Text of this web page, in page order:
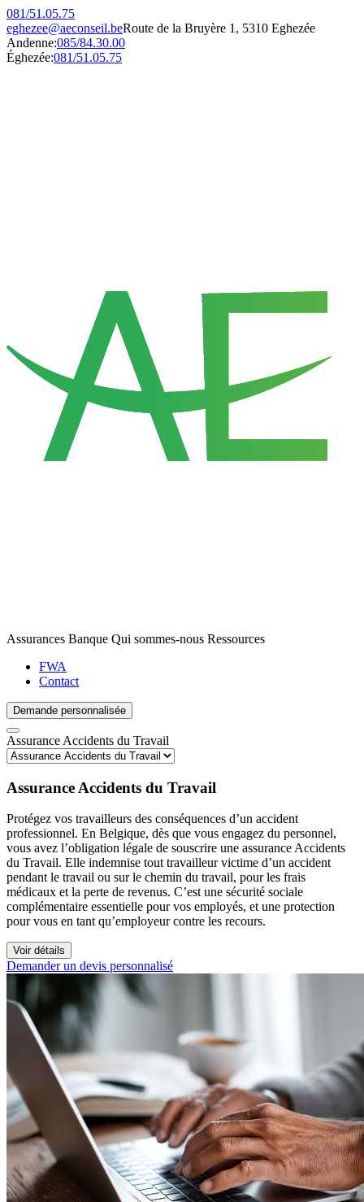
081/51.05.75
eghezee@aeconseil.beRoute de la Bruyère 1, 5310 Eghezée
Andenne:085/84.30.00
Éghezée:081/51.05.75
Assurances Banque Qui sommes-nous Ressources
FWA
Contact
Demande personnalisée
Assurance Accidents du Travail
Assurance Accidents du Travail
Protégez vos travailleurs des conséquences d’un accident
professionnel. En Belgique, dès que vous engagez du personnel,
vous avez l’obligation légale de souscrire une assurance Accidents
du Travail. Elle indemnise tout travailleur victime d’un accident
pendant le travail ou sur le chemin du travail, pour les frais
médicaux et la perte de revenus. C’est une sécurité sociale
complémentaire essentielle pour vos employés, et une protection
pour vous en tant qu’employeur contre les recours.
Voir détails
Demander un devis personnalisé